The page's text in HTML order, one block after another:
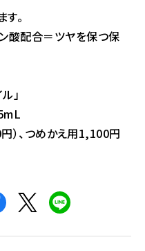
。
酸配合＝ツヤを保つ保
」
）、つめかえ用1,100円